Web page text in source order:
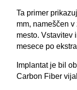
Ta primer
mm, nameščen
mesto. Vstavitev
mesece po
Implantat je bil
Carbon Fiber